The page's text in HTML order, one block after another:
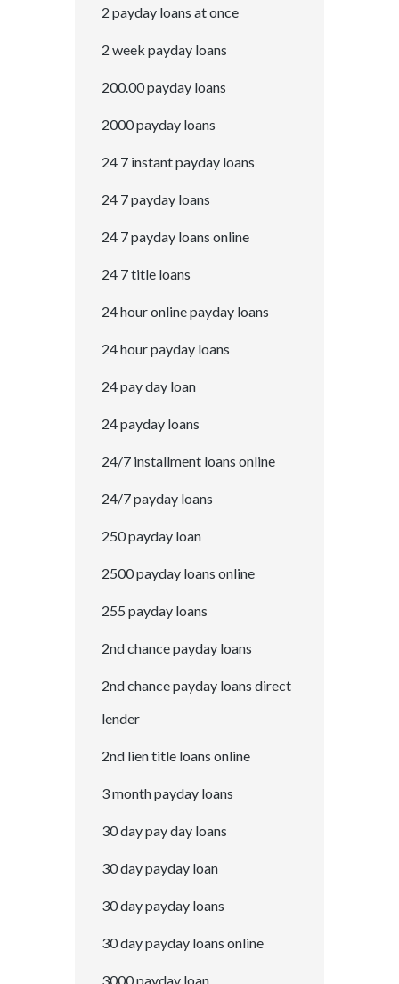
2 payday loans at once
2 week payday loans
200.00 payday loans
2000 payday loans
24 7 instant payday loans
24 7 payday loans
24 7 payday loans online
24 7 title loans
24 hour online payday loans
24 hour payday loans
24 pay day loan
24 payday loans
24/7 installment loans online
24/7 payday loans
250 payday loan
2500 payday loans online
255 payday loans
2nd chance payday loans
2nd chance payday loans direct
lender
2nd lien title loans online
3 month payday loans
30 day pay day loans
30 day payday loan
30 day payday loans
30 day payday loans online
3000 payday loan